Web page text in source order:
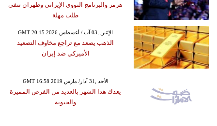
هرمز والبرنامج النووي الإيراني وطهران تنفي
طلب مهلة
GMT 20:15 2026 الإثنين ,03 آب / أغسطس
الذهب يصعد مع تراجع مخاوف التصعيد
الأميركي ضد إيران
GMT 16:58 2019 الأحد ,31 آذار/ مارس
يعدك هذا الشهر بالعديد من الفرص المميزة
والحيوية